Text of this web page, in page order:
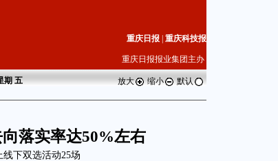
重庆日报 重庆科技报
重庆日报报业集团主办
期五 放大 缩小 默认
落实率达50%左右
下双选活动25场